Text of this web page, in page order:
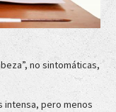
no sintomáticas,
intensa, pero menos